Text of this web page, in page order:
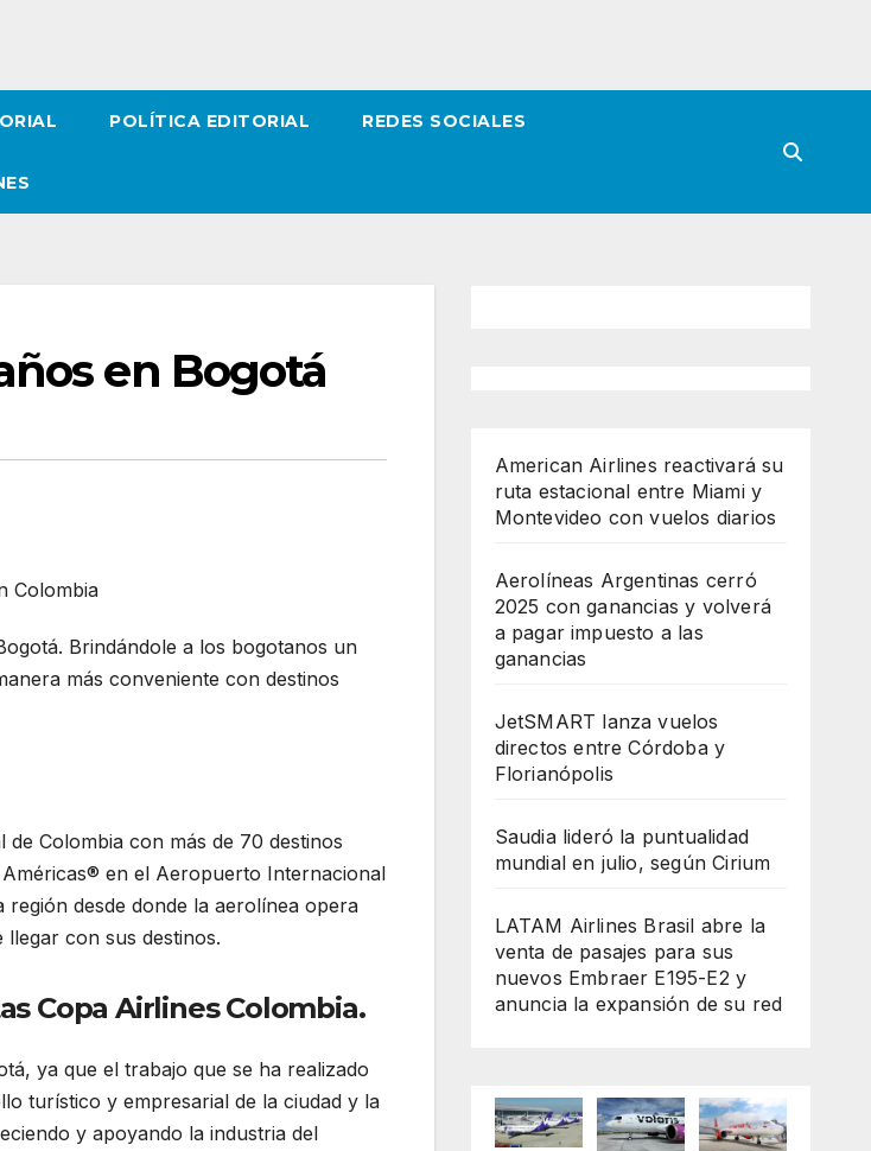
POLÍTICA EDITORIAL REDES SOCIALES
en Bogotá
Colombia
Brindándole a los bogotanos un
más conveniente con destinos
Colombia con más de 70 destinos
en el Aeropuerto Internacional
desde donde la aerolínea opera
llegar con sus destinos.
Copa Airlines Colombia.
ya que el trabajo que se ha realizado
turístico y empresarial de la ciudad y la
y apoyando la industria del
American Airlines reactivará su
ruta estacional entre Miami y
Montevideo con vuelos diarios
Aerolíneas Argentinas cerró
2025 con ganancias y volverá
a pagar impuesto a las
ganancias
JetSMART lanza vuelos
directos entre Córdoba y
Florianópolis
Saudia lideró la puntualidad
mundial en julio, según Cirium
LATAM Airlines Brasil abre la
venta de pasajes para sus
nuevos Embraer E195-E2 y
anuncia la expansión de su red